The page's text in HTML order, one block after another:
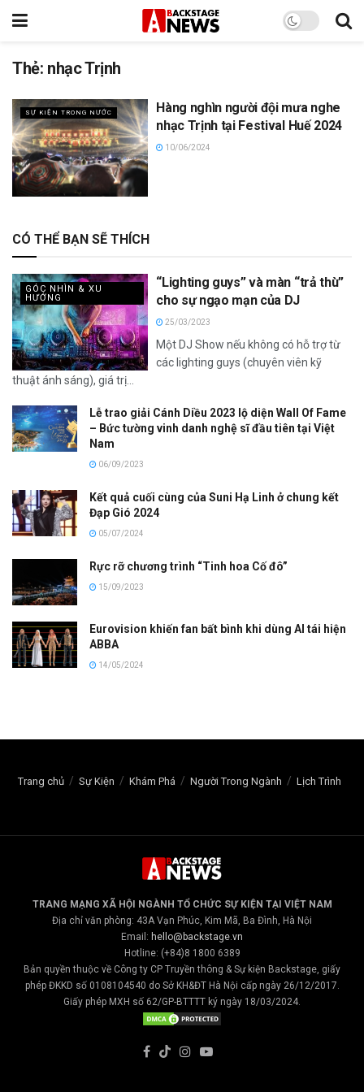
Thẻ: nhạc Trịnh
SỰ KIỆN TRONG NƯỚC
Hàng nghìn người đội mưa nghe
nhạc Trịnh tại Festival Huế 2024
10/06/2024
CÓ THỂ BẠN SẼ THÍCH
GÓC NHÌN & XU
HƯỚNG
“Lighting guys” và màn “trả thù”
cho sự ngạo mạn của DJ
25/03/2023
Một DJ Show nếu không có hỗ trợ từ
các lighting guys (chuyên viên kỹ
thuật ánh sáng), giá trị...
Lễ trao giải Cánh Diều 2023 lộ diện Wall Of Fame
– Bức tường vinh danh nghệ sĩ đầu tiên tại Việt
Nam
06/09/2023
Kết quả cuối cùng của Suni Hạ Linh ở chung kết
Đạp Gió 2024
05/07/2024
Rực rỡ chương trình “Tinh hoa Cố đô”
15/09/2023
Eurovision khiến fan bất bình khi dùng AI tái hiện
ABBA
14/05/2024
Trang chủ Sự Kiện Khám Phá Người Trong Ngành Lịch Trình
TRANG MẠNG XÃ HỘI NGÀNH TỔ CHỨC SỰ KIỆN TẠI VIỆT NAM
Địa chỉ văn phòng: 43A Vạn Phúc, Kim Mã, Ba Đình, Hà Nội
Email: hello@backstage.vn
Hotline: (+84)8 1800 6389
Bản quyền thuộc về Công ty CP Truyền thông & Sự kiện Backstage, giấy
phép ĐKKD số 0108104540 do Sở KH&ĐT Hà Nội cấp ngày 26/12/2017.
Giấy phép MXH số 62/GP-BTTTT ký ngày 18/03/2024.